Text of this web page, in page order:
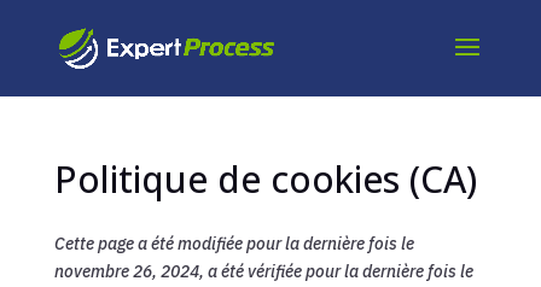
Politique de cookies (CA)
Cette page a été modifiée pour la dernière fois le
novembre 26, 2024, a été vérifiée pour la dernière fois le